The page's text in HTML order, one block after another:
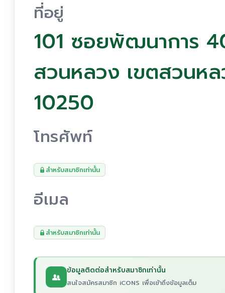
ที่อยู่
101 ซอยพัฒนาการ
สวนหลวง เขตสวนห
10250
โทรศัพท์
สำหรับสมาชิกเท่านั้น
อีเมล
สำหรับสมาชิกเท่านั้น
ข้อมูลติดต่อสำหรับสมาชิกเท่านั้น
สนใจสมัครสมาชิก iCONS เพื่อเข้าถึงข้อมูลเต็ม